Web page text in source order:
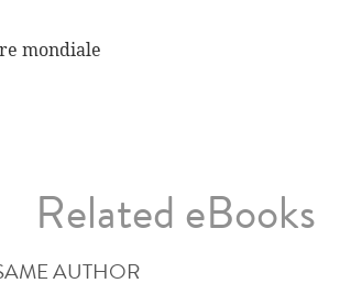
mondiale
Related eBooks
AUTHOR